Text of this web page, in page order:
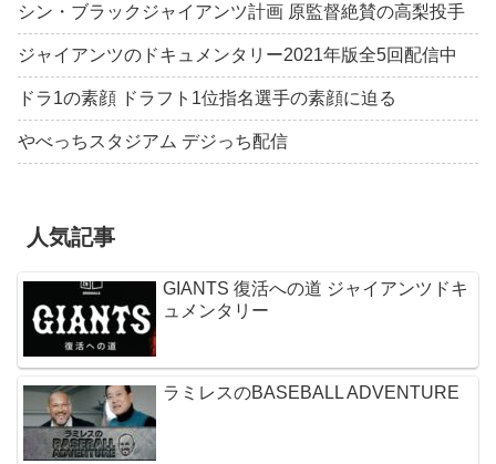
シン・ブラックジャイアンツ計画 原監督絶賛の高梨投手
ジャイアンツのドキュメンタリー2021年版全5回配信中
ドラ1の素顔 ドラフト1位指名選手の素顔に迫る
やべっちスタジアム デジっち配信
人気記事
GIANTS 復活への道 ジャイアンツドキ
ュメンタリー
ラミレスのBASEBALL ADVENTURE